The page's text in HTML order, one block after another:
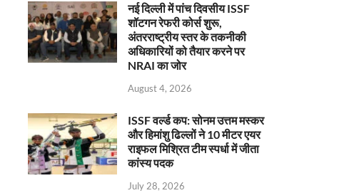
नई दिल्ली में पांच दिवसीय ISSF
शॉटगन रेफरी कोर्स शुरू,
अंतरराष्ट्रीय स्तर के तकनीकी
अधिकारियों को तैयार करने पर
NRAI का जोर
August 4, 2026
ISSF वर्ल्ड कप: सोनम उत्तम मस्कर
और हिमांशु ढिल्लों ने 10 मीटर एयर
राइफल मिश्रित टीम स्पर्धा में जीता
कांस्य पदक
July 28, 2026